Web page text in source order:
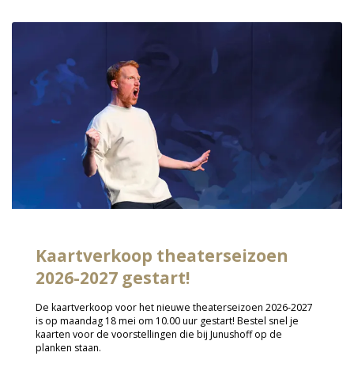
Kaartverkoop theaterseizoen
2026-2027 gestart!
De kaartverkoop voor het nieuwe theaterseizoen 2026-2027
is op maandag 18 mei om 10.00 uur gestart! Bestel snel je
kaarten voor de voorstellingen die bij Junushoff op de
planken staan.